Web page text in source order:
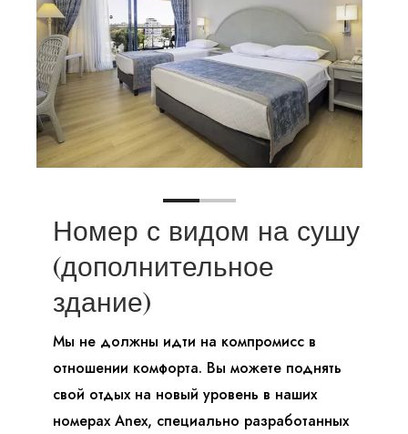
Номер с видом на сушу
(дополнительное
здание)
Мы не должны идти на компромисс в
отношении комфорта. Вы можете поднять
свой отдых на новый уровень в наших
номерах Anex, специально разработанных